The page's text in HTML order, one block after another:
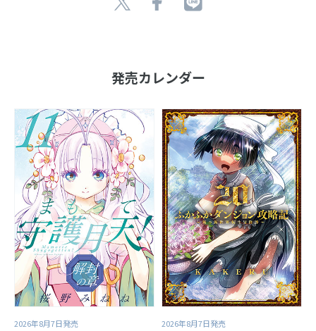
発売カレンダー
2026年8月7日発売 2026年8月7日発売